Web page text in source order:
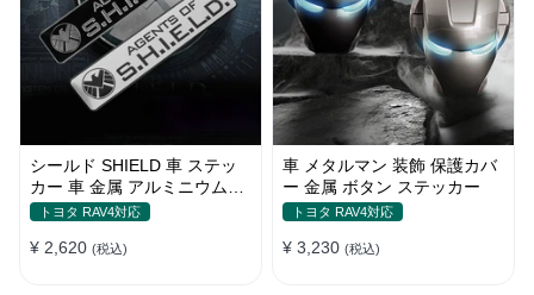
シールド SHIELD 車 ステッ
カー 車 金属 アルミニウム合
金 スクラッチオクルージョン
トヨタ RAV4対応
¥ 2,620 (税込)
車 メタルマン 装飾 保護カバ
ー 金属 ボタン ステッカー
トヨタ RAV4対応
¥ 3,230 (税込)